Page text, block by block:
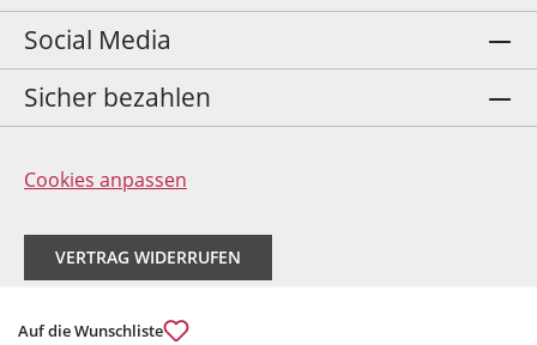
Auf die Wunschliste
Social Media
Sicher bezahlen
Cookies anpassen
VERTRAG WIDERRUFEN